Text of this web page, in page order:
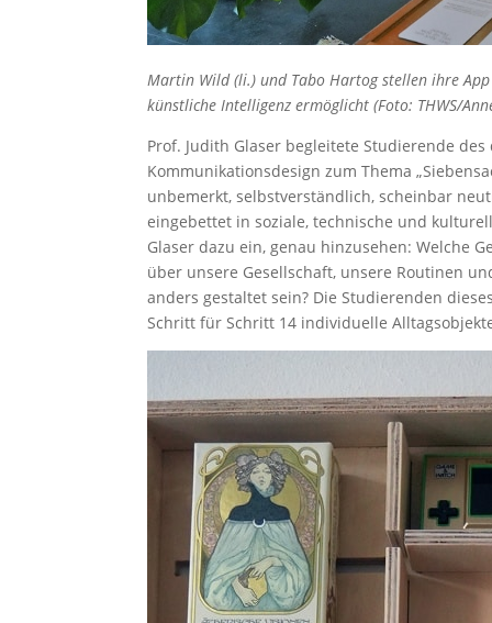
Martin Wild (li.) und Tabo Hartog stellen ihre App
künstliche Intelligenz ermöglicht (Foto: THWS/
Prof. Judith Glaser begleitete Studierende
Kommunikationsdesign zum Thema
unbemerkt, selbstverständlich, scheinbar
eingebettet in soziale, technische und
Glaser dazu ein, genau hinzusehen: Welche
über unsere Gesellschaft, unsere Routinen
anders gestaltet sein? Die Studierenden
Schritt für Schritt 14 individuelle